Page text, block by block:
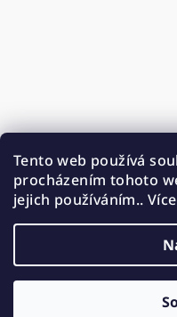
Tento web používá
procházením tohoto
jejich používáním..